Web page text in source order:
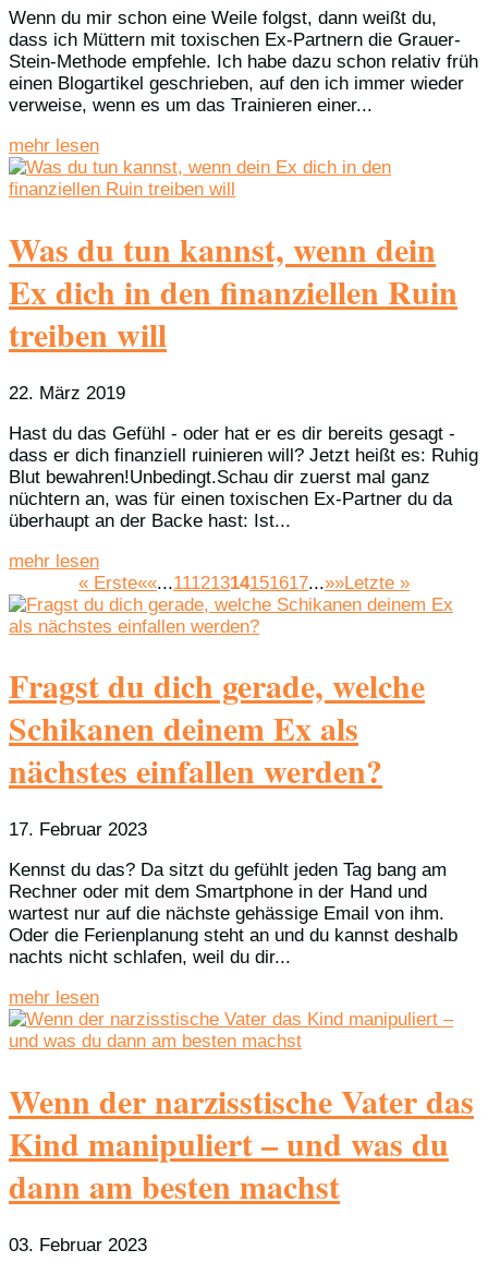
Wenn du mir schon eine Weile folgst, dann weißt du,
dass ich Müttern mit toxischen Ex-Partnern die Grauer-
Stein-Methode empfehle. Ich habe dazu schon relativ früh
einen Blogartikel geschrieben, auf den ich immer wieder
verweise, wenn es um das Trainieren einer...
mehr lesen
Was du tun kannst, wenn dein
Ex dich in den finanziellen Ruin
treiben will
22. März 2019
Hast du das Gefühl - oder hat er es dir bereits gesagt -
dass er dich finanziell ruinieren will? Jetzt heißt es: Ruhig
Blut bewahren!Unbedingt.Schau dir zuerst mal ganz
nüchtern an, was für einen toxischen Ex-Partner du da
überhaupt an der Backe hast: Ist...
mehr lesen
« Erste««...11121314151617...»»Letzte »
Fragst du dich gerade, welche
Schikanen deinem Ex als
nächstes einfallen werden?
17. Februar 2023
Kennst du das? Da sitzt du gefühlt jeden Tag bang am
Rechner oder mit dem Smartphone in der Hand und
wartest nur auf die nächste gehässige Email von ihm.
Oder die Ferienplanung steht an und du kannst deshalb
nachts nicht schlafen, weil du dir...
mehr lesen
Wenn der narzisstische Vater das
Kind manipuliert – und was du
dann am besten machst
03. Februar 2023